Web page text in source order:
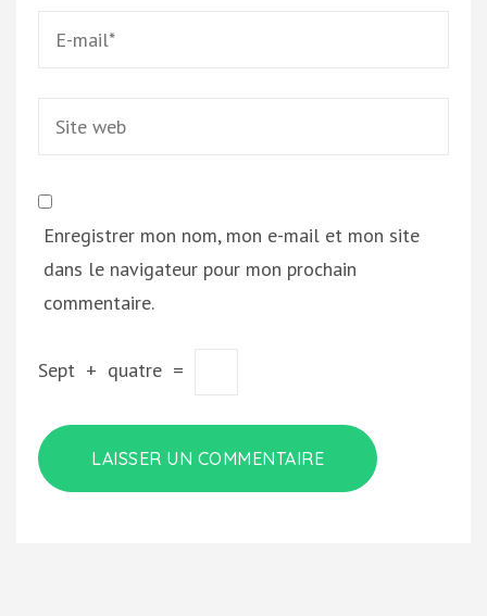
Enregistrer mon nom, mon e-mail et mon site
dans le navigateur pour mon prochain
commentaire.
Sept + quatre =